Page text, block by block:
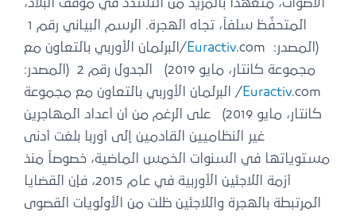
الأصوات، متعهداً بالمزيد من التشدد في موقف البلاد،
المتحفِّظ سلفاً، تجاه الهجرة. الرسم البياني رقم 1
(المصدر:
.com/البرلمان الأوربي بالتعاون مع
مجموعة كانتار، مايو 2019) الجدول رقم 2
(المصدر:
.com/ البرلمان الأوربي بالتعاون مع مجموعة
كانتار، مايو 2019) على الرغم من أن أعداد المهاجرين
غير النظاميين القادمين إلى أوربا بلغت أدنى
مستوياتها في السنوات الخمس الماضية، خصوصاً منذ
أزمة اللاجئين الأوربية في عام 2015، فإن القضايا
المرتبطة بالهجرة واللاجئين ظلت من الأولويات القصوى